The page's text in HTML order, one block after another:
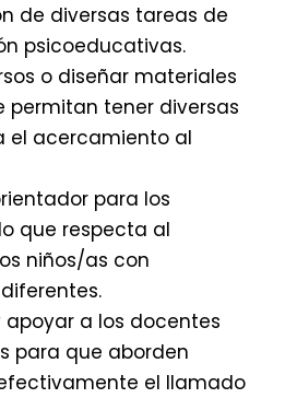
de diversas tareas de
psicoeducativas.
o diseñar materiales
permitan tener diversas
el acercamiento al
para los
que respecta al
niños/as con
a los docentes
para que aborden
el llamado